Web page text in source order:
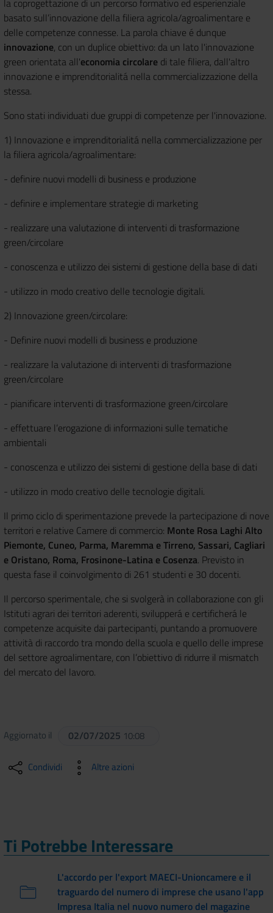
la coprogettazione di un percorso formativo ed esperienziale
basato sull’innovazione della filiera agricola/agroalimentare e
delle competenze connesse. La parola chiave é dunque
innovazione, con un duplice obiettivo: da un lato l'innovazione
green orientata all'economia circolare di tale filiera, dall'altro
innovazione e imprenditorialitá nella commercializzazione della
stessa.
Sono stati individuati due gruppi di competenze per l'innovazione.
1) Innovazione e imprenditorialitá nella commercializzazione per
la filiera agricola/agroalimentare:
- definire nuovi modelli di business e produzione
- definire e implementare strategie di marketing
- realizzare una valutazione di interventi di trasformazione
green/circolare
- conoscenza e utilizzo dei sistemi di gestione della base di dati
- utilizzo in modo creativo delle tecnologie digitali.
2) Innovazione green/circolare:
- Definire nuovi modelli di business e produzione
- realizzare la valutazione di interventi di trasformazione
green/circolare
- pianificare interventi di trasformazione green/circolare
- effettuare l’erogazione di informazioni sulle tematiche
ambientali
- conoscenza e utilizzo dei sistemi di gestione della base di dati
- utilizzo in modo creativo delle tecnologie digitali.
Il primo ciclo di sperimentazione prevede la partecipazione di nove
territori e relative Camere di commercio: Monte Rosa Laghi Alto
Piemonte, Cuneo, Parma, Maremma e Tirreno, Sassari, Cagliari
e Oristano, Roma, Frosinone-Latina e Cosenza. Previsto in
questa fase il coinvolgimento di 261 studenti e 30 docenti.
Il percorso sperimentale, che si svolgerà in collaborazione con gli
Istituti agrari dei territori aderenti, svilupperá e certificherá le
competenze acquisite dai partecipanti, puntando a promuovere
attività di raccordo tra mondo della scuola e quello delle imprese
del settore agroalimentare, con l’obiettivo di ridurre il mismatch
del mercato del lavoro.
Aggiornato il 02/07/2025 10:08
Condividi Altre azioni
Ti Potrebbe Interessare
L'accordo per l'export MAECI-Unioncamere e il
traguardo del numero di imprese che usano l'app
Impresa Italia nel nuovo numero del magazine